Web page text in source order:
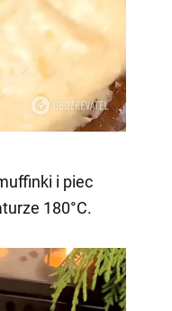
i piec
180°C.